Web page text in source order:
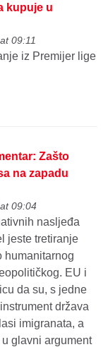
kupuje u
09:11
iz Premijer lige
Zašto
na zapadu
09:04
nasljeđa
jeste tretiranje
humanitarnog
EU i
da su, s jedne
država
imigranata, a
glavni argument